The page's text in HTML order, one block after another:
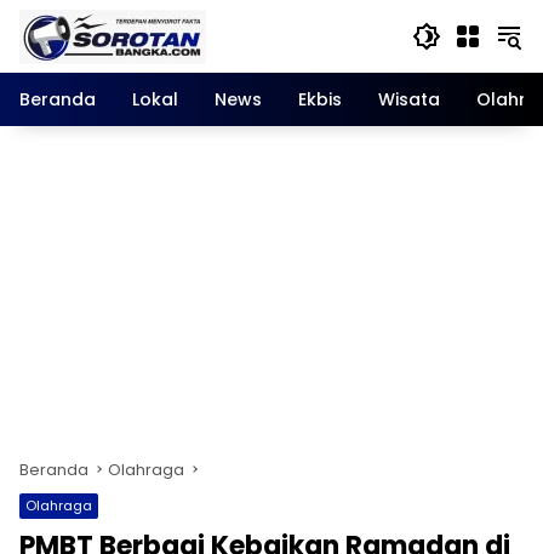
Langsung
konten
Beranda
Lokal News Ekbis Wisata
Beranda Olahraga
Olahraga
PMBT Berbagi Kebaikan Ramadan di